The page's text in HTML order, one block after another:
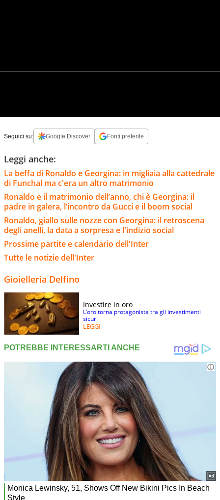
Seguici su: Google Discover Fonti preferite
Leggi anche:
La beffa di Ronaldo e Georgina: in migliaia alla cattedrale
di Funchal ma c'era un altro matrimonio
Ronaldo e il matrimonio dell’anno, chi è Georgina: il
padre in galera, l’incontro da Gucci e il boom social
Ronaldo, giallo sulle nozze con Georgina: il retroscena
degli anelli, la data a sorpresa e l'indizio social
Prossime partite e calendario dell'Inter
Tutte le notizie dell'Inter
Gioielleria Delfino
Investire in oro
L’oro torna protagonista tra gli investimenti
sicuri
LEGGI